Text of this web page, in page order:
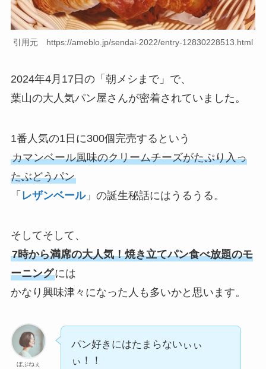
引用元 https://ameblo.jp/sendai-2022/entry-12830228513.html
2024年4月17日の「朝メシまで」で、
葉山の大人気パン屋さんが密着されていました。
1番人気の1日に300個完売するという
カマンベール風味のクリームチーズがたぷり入っ
たぶどうパン
「 レザンベール」の誕生秘話にはうるうる。
そしてそして、
7時から満席の大人気！焼き立てパン食べ放題のモ
ーニングには
かなり興味津々になった人も多いかと思います。
ぼぶねぇ
パン好きにはたまらないぃぃ
ぃ！！